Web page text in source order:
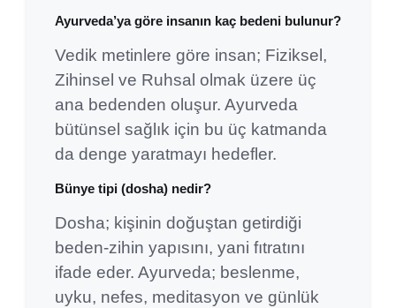
Ayurveda’ya göre insanın kaç bedeni bulunur?
Vedik metinlere göre insan; Fiziksel,
Zihinsel ve Ruhsal olmak üzere üç
ana bedenden oluşur. Ayurveda
bütünsel sağlık için bu üç katmanda
da denge yaratmayı hedefler.
Bünye tipi (dosha) nedir?
Dosha; kişinin doğuştan getirdiği
beden-zihin yapısını, yani fıtratını
ifade eder. Ayurveda; beslenme,
uyku, nefes, meditasyon ve günlük